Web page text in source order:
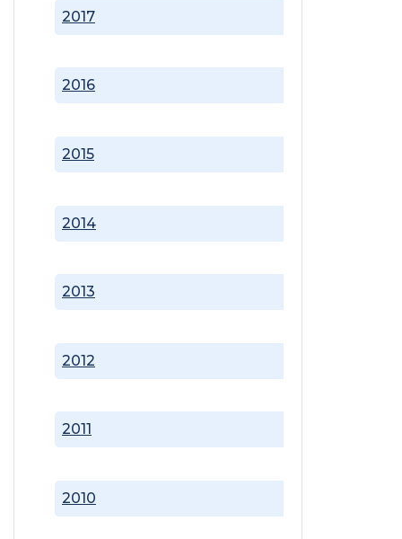
2010
2011
2012
2013
2014
2015
2016
2017